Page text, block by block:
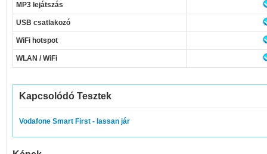
MP3 lejátszás
USB csatlakozó
WiFi hotspot
WLAN / WiFi
Kapcsolódó Tesztek
Vodafone Smart First - lassan jár